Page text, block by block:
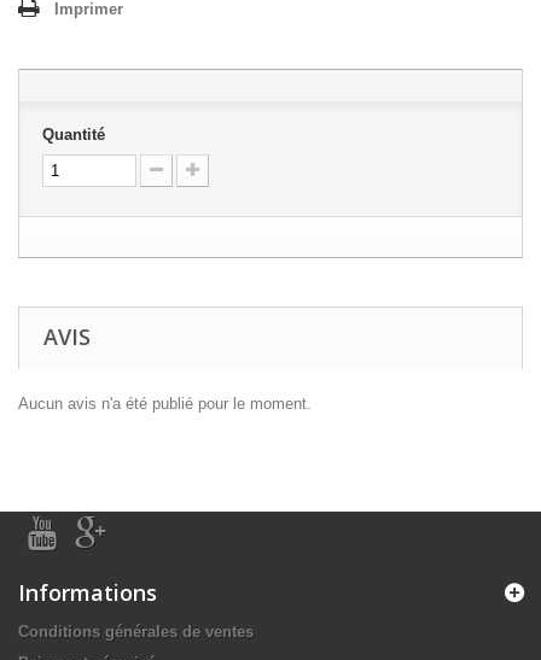
Imprimer
Quantité
AVIS
Aucun avis n'a été publié pour le moment.
Informations
Conditions générales de ventes